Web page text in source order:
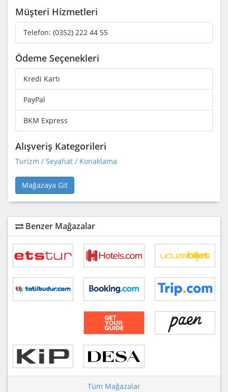
Müşteri Hizmetleri
Telefon: (0352) 222 44 55
Ödeme Seçenekleri
Kredi Kartı
PayPal
BKM Express
Alışveriş Kategorileri
Turizm / Seyahat / Konaklama
Mağazaya Git
Benzer Mağazalar
Tüm Mağazalar